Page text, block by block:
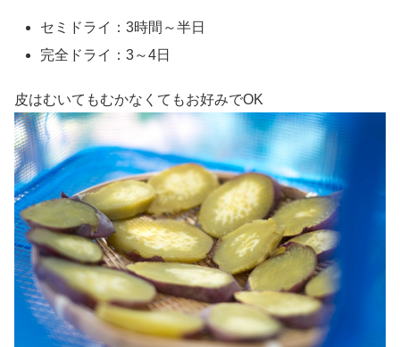
セミドライ：3時間～半日
完全ドライ：3～4日
皮はむいてもむかなくてもお好みでOK